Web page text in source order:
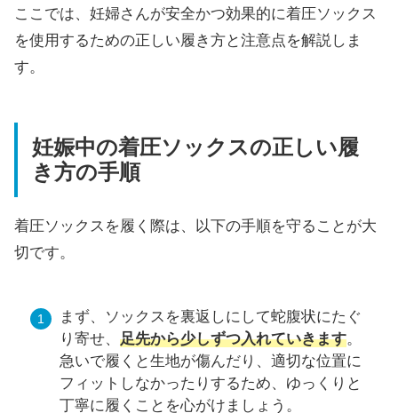
ここでは、妊婦さんが安全かつ効果的に着圧ソックス
を使用するための正しい履き方と注意点を解説しま
す。
妊娠中の着圧ソックスの正しい履
き方の手順
着圧ソックスを履く際は、以下の手順を守ることが大
切です。
まず、ソックスを裏返しにして蛇腹状にたぐ
り寄せ、 足先から少しずつ入れていきます。
急いで履くと生地が傷んだり、適切な位置に
フィットしなかったりするため、ゆっくりと
丁寧に履くことを心がけましょう。